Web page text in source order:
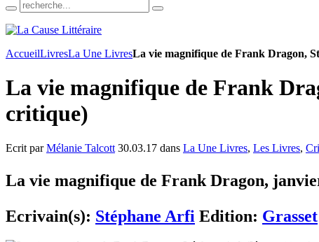
AccueilLivresLa Une LivresLa vie magnifique de Frank Dragon,
La vie magnifique de Frank
critique)
Ecrit parMélanie Talcott 30.03.17 dans La Une Livres, Les Livres,
La vie magnifique de Frank Dragon,
Ecrivain(s): Stéphane Arfi Edition: Grasset